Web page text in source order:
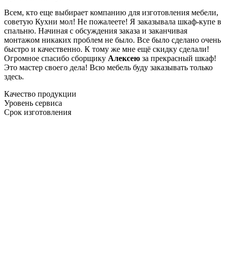
Всем, кто еще выбирает компанию для изготовления мебели,
советую Кухни мол! Не пожалеете! Я заказывала шкаф-купе в
спальню. Начиная с обсуждения заказа и заканчивая
монтажом никаких проблем не было. Все было сделано очень
быстро и качественно. К тому же мне ещё скидку сделали!
Огромное спасибо сборщику Алексею за прекрасный шкаф!
Это мастер своего дела! Всю мебель буду заказывать только
здесь.
Качество продукции
Уровень сервиса
Срок изготовления